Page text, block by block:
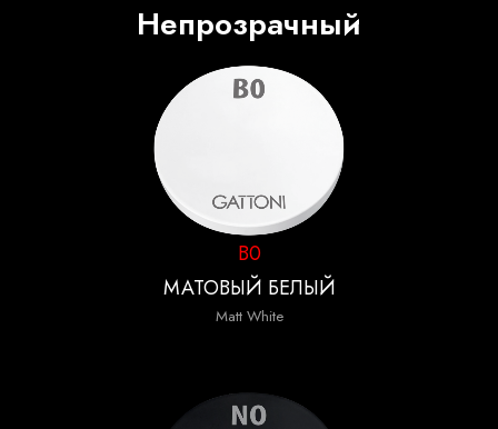
Непрозрачный
B0
МАТОВЫЙ БЕЛЫЙ
Matt White